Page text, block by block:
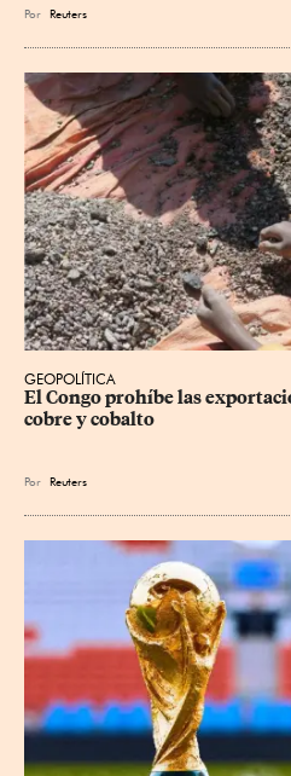
Por Reuters
GEOPOLÍTICA
El Congo prohíbe las
cobre y cobalto
Por Reuters